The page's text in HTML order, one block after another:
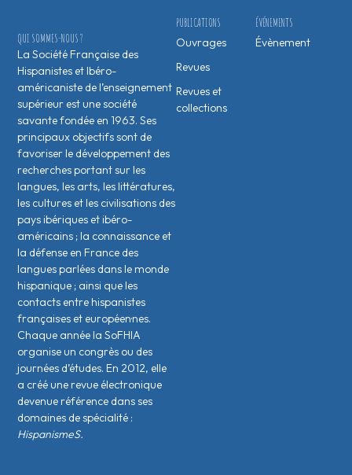
ÉVÉNEMENTS
Évènement
PUBLICATIONS
Ouvrages
Revues
Revues et
collections
QUI SOMMES-NOUS ?
La Société Française des
Hispanistes et Ibéro-
américaniste de l’enseignement
supérieur est une société
savante fondée en 1963. Ses
principaux objectifs sont de
favoriser le développement des
recherches portant sur les
langues, les arts, les littératures,
les cultures et les civilisations des
pays ibériques et ibéro-
américains ; la connaissance et
la défense en France des
langues parlées dans le monde
hispanique ; ainsi que les
contacts entre hispanistes
français·es et européen·nes.
Chaque année la SoFHIA
organise un congrès ou des
journées d’études. En 2012, elle
a créé une revue électronique
devenue référence dans ses
domaines de spécialité :
HispanismeS.